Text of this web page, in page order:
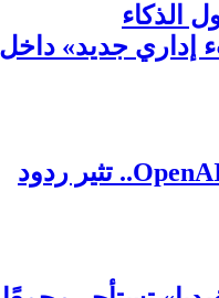
الذكاء
إداري جديد» داخل
أول رحلة فاخرة من OpenAI.. تثير ردود